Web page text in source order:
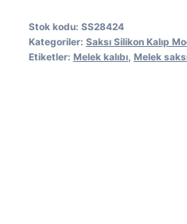
saksı
kalıbı
Stok kodu: SS28424
Kategoriler: Saksı Silikon Kalıp
Etiketler: Melek kalıbı, Melek